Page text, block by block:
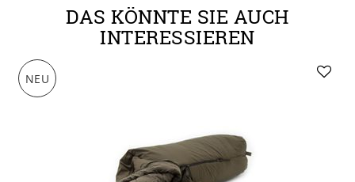
DAS KÖNNTE SIE AUCH
INTERESSIEREN
NEU